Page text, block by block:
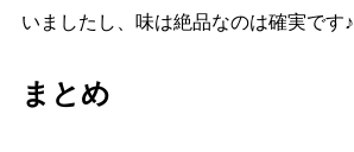
いましたし、味は絶品なのは確実です♪
まとめ